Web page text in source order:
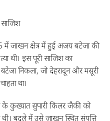
साजिश
जाखन क्षेत्र में हुई अजय बटेजा की
थी। इस पूरी साजिश का
निकला, जो देहरादून और मसूरी
था।
कुख्यात सुपारी किलर जैकी को
थी। बदले में उसे जाखन स्थित संपत्ति